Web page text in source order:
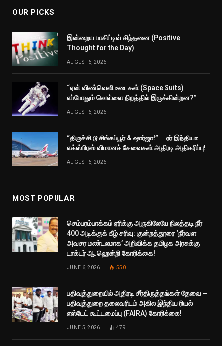
OUR PICKS
இன்றைய பாசிட்டிவ் சிந்தனை (Positive
Thought for the Day)
AUGUST 6, 2026
“ஏன் விண்வெளி உடைகள் (Space Suits)
எப்போதும் வெள்ளை நிறத்தில் இருக்கின்றன?”
AUGUST 6, 2026
“திருச்சி டூ சிங்கப்பூர் & ஷார்ஜா!” – ஏர் இந்தியா
எக்ஸ்பிரஸ் விமானச் சேவைகள் அதிரடி அதிகரிப்பு!
AUGUST 6, 2026
MOST POPULAR
செம்பரம்பாக்கம் ஏரிக்கு அருகிலேயே நிலத்தடி நீர்
400 அடிக்குக் கீழ் சரிவு: குன்றத்தூரை ‘நீர்வள
அவசர மண்டலமாக’ அறிவிக்க தமிழக அரசுக்கு
டாக்டர் ஆ.ஹென்றி கோரிக்கை!
JUNE 6, 2026 550
பதிவுத்துறையில் அதிரடி சீர்திருத்தங்கள் தேவை –
பதிவுத்துறை தலைவரிடம் அகில இந்திய ரியல்
எஸ்டேட் கூட்டமைப்பு (FAIRA) கோரிக்கை!
JUNE 5, 2026 479